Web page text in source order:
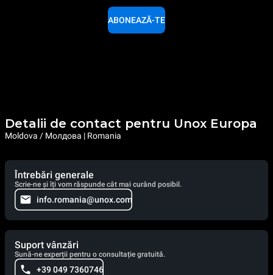
ABONEAZĂ-TE
Detalii de contact pentru Unox Europa
Moldova / Молдова | Romania
Întrebări generale
Scrie-ne și îți vom răspunde cât mai curând posibil.
info.romania@unox.com
Suport vânzări
Sună-ne experții pentru o consultație gratuită.
+39 049 7360746